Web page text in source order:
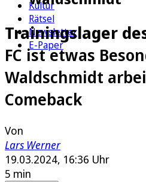
Kultur
Rätsel
Newsletter
E-Paper
Trainingslager
FC ist etwas
Waldschmidt
Comeback
Von
Lars Werner
19.03.2024, 16:36 Uhr
5 min